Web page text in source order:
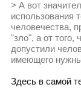
> А вот
использования
человечества,
"зло", а от того,
допустили
имеющего
Здесь в самой